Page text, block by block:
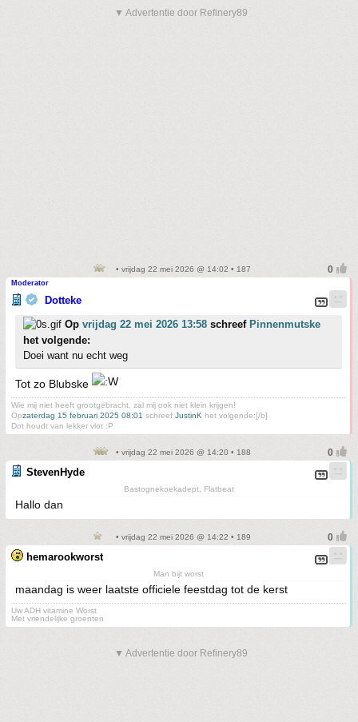
▼ Advertentie door Refinery89
• vrijdag 22 mei 2026 @ 14:02 • 187
Moderator
Dotteke
Op vrijdag 22 mei 2026 13:58 schreef Pinnenmutske
het volgende:
Doei want nu echt weg
Tot zo Blubske
Wie mij niet heeft grootgebracht, zal mij ook niet klein krijgen!
Opzaterdag 15 februari 2025 08:01 schreef JustinK het volgende:[/b]
Dot houdt van lekker vlot :P
• vrijdag 22 mei 2026 @ 14:20 • 188
StevenHyde
Bastognekoekadept, Flatbeat
Hallo dan
• vrijdag 22 mei 2026 @ 14:22 • 189
hemarookworst
Man bijt worst
maandag is weer laatste officiele feestdag tot de kerst
Uw ADH vitamine Worst
Met vriendelijke groenten
▼ Advertentie door Refinery89